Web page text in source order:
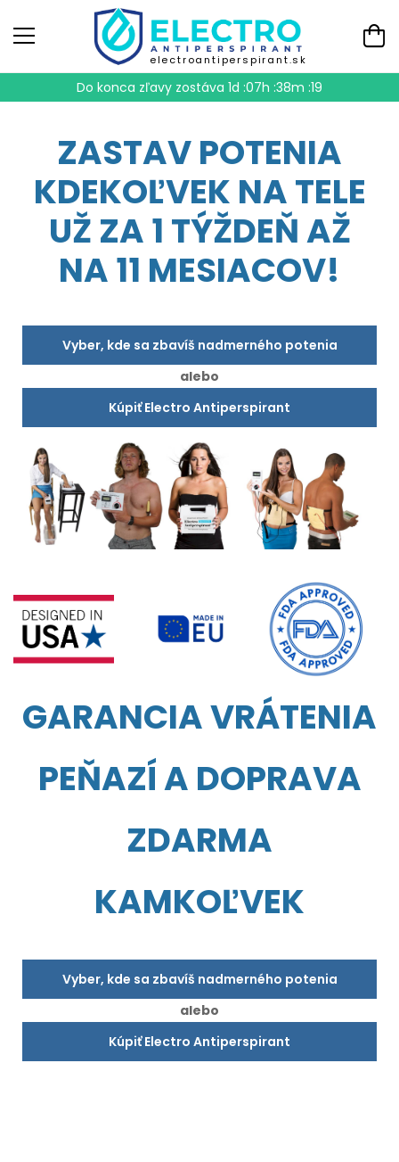
electroantiperspirant.sk
Do konca zľavy zostáva 1d :07h :38m :18
ZASTAV POTENIA
KDEKOĽVEK NA TELE
UŽ ZA 1 TÝŽDEŇ AŽ
NA 11 MESIACOV!
Vyber, kde sa zbavíš nadmerného potenia
alebo
Kúpiť Electro Antiperspirant
GARANCIA VRÁTENIA
PEŇAZÍ A DOPRAVA
ZDARMA
KAMKOĽVEK
Vyber, kde sa zbavíš nadmerného potenia
alebo
Kúpiť Electro Antiperspirant